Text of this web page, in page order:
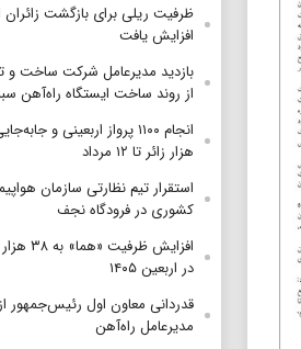
ظرفیت ریلی برای بازگشت زائران
افزایش یافت
بازدید مدیرعامل شرکت ساخت و
از روند ساخت ایستگاه راه‌آهن
هزار زائر تا ۱۲ مرداد
استقرار تیم‌ نظارتی سازمان
کشوری در فرودگاه نجف
افزایش
در اربعین ۱۴۰۵
قدردانی معاون اول رئیس‌جمهور از
مدیرعامل راه‌آهن